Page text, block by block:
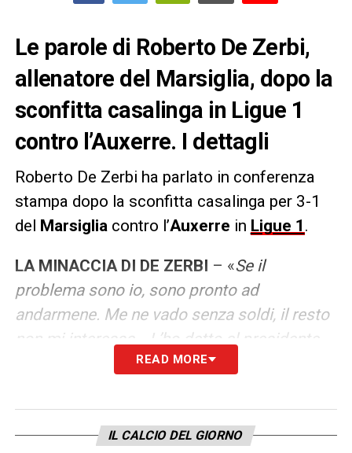
Le parole di Roberto De Zerbi,
allenatore del Marsiglia, dopo la
sconfitta casalinga in Ligue 1
contro l’Auxerre. I dettagli
Roberto De Zerbi ha parlato in conferenza
stampa dopo la sconfitta casalinga per 3-1
del Marsiglia contro l’Auxerre in Ligue 1 .
LA MINACCIA DI DE ZERBI – «Se il
problema sono io, sono pronto ad
andarmene. Me ne vado senza soldi, il resto
non mi interessa… L’ho detto al presidente
Pablo Longoria, non voglio trovare scuse e
dobbiamo affrontare la realtà. Devo
prendermi la responsabilità di questa
READ MORE
IL CALCIO DEL GIORNO